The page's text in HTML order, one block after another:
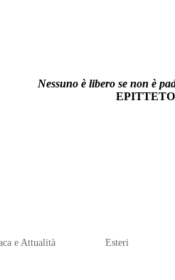
Nessuno è libero se non è
EPITTETO
e Attualità Esteri